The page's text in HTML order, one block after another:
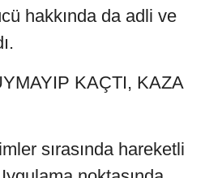
hakkında da adli ve
KAÇTI, KAZA
sırasında hareketli